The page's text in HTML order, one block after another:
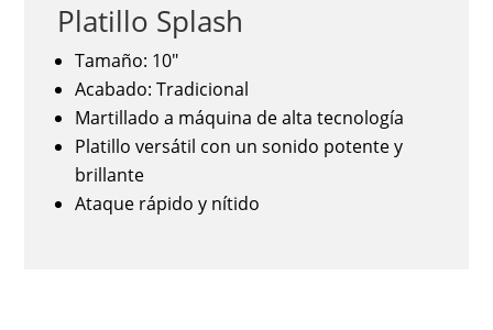
Platillo Splash
Tamaño: 10"
Acabado: Tradicional
Martillado a máquina de alta tecnología
Platillo versátil con un sonido potente y
brillante
Ataque rápido y nítido